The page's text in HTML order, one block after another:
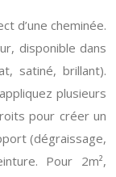
d’une cheminée.
disponible dans
satiné, brillant).
plusieurs
pour créer un
(dégraissage,
Pour 2m²,